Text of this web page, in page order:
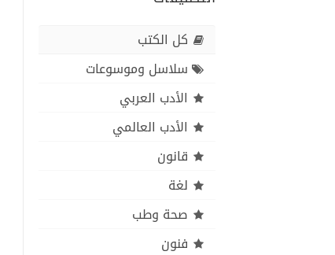
كل الكتب
سلاسل وموسوعات
الأدب العربي
الأدب العالمي
قانون
لغة
صحة وطب
فنون